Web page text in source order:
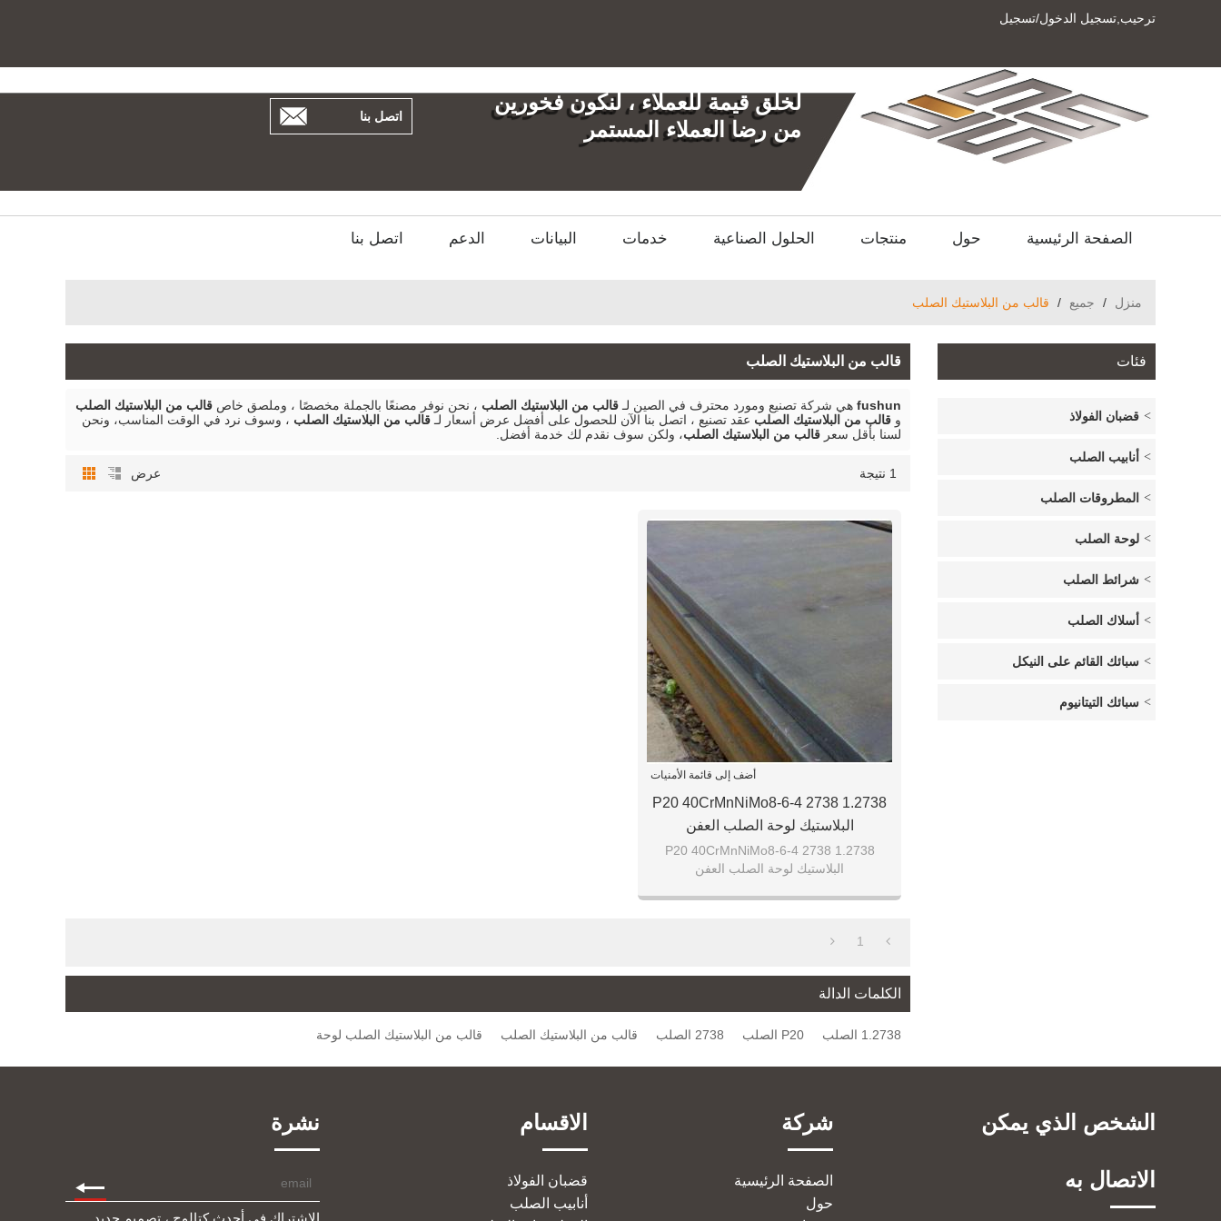
ترحيب, تسجيل الدخول/تسجيل
لخلق قيمة للعملاء ، لنكون فخورين
من رضا العملاء المستمر
اتصل بنا
الصفحة الرئيسية حول منتجات الحلول الصناعية خدمات البيانات الدعم اتصل بنا
منزل / جميع / قالب من البلاستيك الصلب
فئات
قضبان الفولاذ
أنابيب الصلب
المطروقات الصلب
لوحة الصلب
شرائط الصلب
أسلاك الصلب
سبائك القائم على النيكل
سبائك التيتانيوم
قالب من البلاستيك الصلب
fushun هي شركة تصنيع ومورد محترف في الصين لـ قالب من البلاستيك الصلب ، نحن نوفر مصنعًا بالجملة مخصصًا ، وملصق خاص قالب من البلاستيك الصلب
و قالب من البلاستيك الصلب عقد تصنيع ، اتصل بنا الآن للحصول على أفضل عرض أسعار لـ قالب من البلاستيك الصلب ، وسوف نرد في الوقت المناسب، ونحن
لسنا بأقل سعر قالب من البلاستيك الصلب، ولكن سوف نقدم لك خدمة أفضل.
1 نتيجة عرض
أضف إلى قائمة الأمنيات
1.2738 P20 40CrMnNiMo8-6-4 2738
البلاستيك لوحة الصلب العفن
1.2738 P20 40CrMnNiMo8-6-4 2738
البلاستيك لوحة الصلب العفن
1
الكلمات الدالة
1.2738 الصلب P20 الصلب 2738 الصلب قالب من البلاستيك الصلب قالب من البلاستيك الصلب لوحة
الشخص الذي يمكن
الاتصال به
شركة
الصفحة الرئيسية
حول
الاقسام
قضبان الفولاذ
أنابيب الصلب
نشرة
الاشتراك في أحدث كتالوج ، تصميم جديد